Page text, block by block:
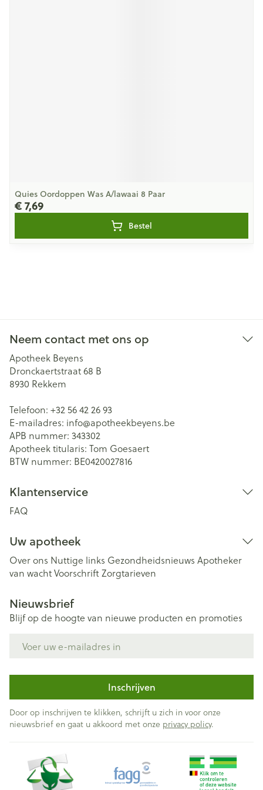
Quies Oordoppen Was A/lawaai 8 Paar
€ 7,69
Bestel
Neem contact met ons op
Apotheek Beyens
Dronckaertstraat 68 B
8930 Rekkem
Telefoon: +32 56 42 26 93
E-mailadres: info@apotheekbeyens.be
APB nummer: 343302
Apotheek titularis: Tom Goesaert
BTW nummer: BE0420027816
Klantenservice
FAQ
Uw apotheek
Over ons Nuttige links Gezondheidsnieuws Apotheker
van wachtVoorschriftZorgtarieven
Nieuwsbrief
Blijf op de hoogte van nieuwe producten en promoties
Inschrijven
Door op inschrijven te klikken, schrijft u zich in voor onze
nieuwsbrief en gaat u akkoord met onze privacy policy.